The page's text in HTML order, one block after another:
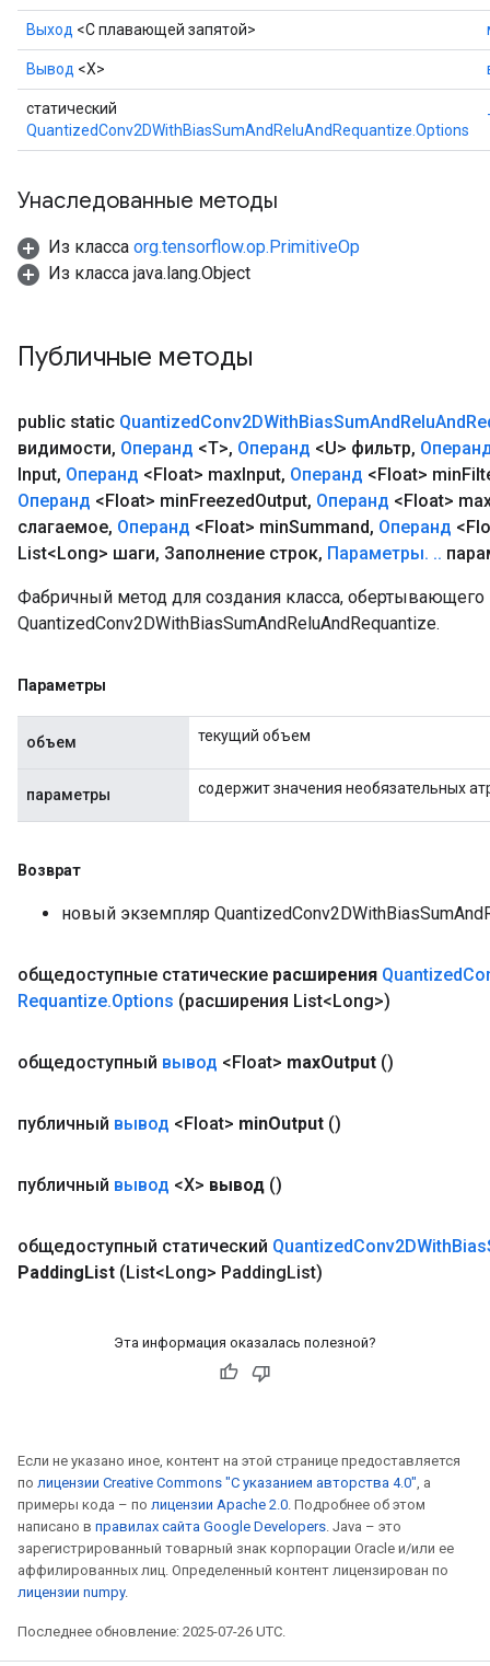
Выход <С плавающей запятой>
Вывод <X>
статический
QuantizedConv2DWithBiasSumAndReluAndRequantize.Options
Унаследованные методы
Из класса org.tensorflow.op.PrimitiveOp
Из класса java.lang.Object
Публичные методы
public static QuantizedConv2DWithBiasSumAndReluAnd
видимости, Операнд <T>, Операнд <U> фильтр,
Input, Операнд <Float> maxInput, Операнд <Float> min
Операнд <Float> minFreezedOutput, Операнд <Float>
слагаемое, Операнд <Float> minSummand, Операнд
List<Long> шаги, Заполнение строк, Параметры. ..
Фабричный метод для создания класса,
QuantizedConv2DWithBiasSumAndReluAndRequantize.
Параметры
объем текущий объем
параметры содержит значения необязательных
Возврат
новый экземпляр
общедоступные статические расширения Quantized
Requantize.Options (расширения List<Long>)
общедоступный вывод <Float> maxOutput ()
публичный вывод <Float> minOutput ()
публичный вывод <X> вывод ()
общедоступный статический QuantizedConv2DWithBias
PaddingList (List<Long> PaddingList)
Эта информация оказалась полезной?
Если не указано иное, контент на этой странице предоставляется
по лицензии Creative Commons "С указанием авторства 4.0", а
примеры кода – по лицензии Apache 2.0. Подробнее об этом
написано в правилах сайта Google Developers. Java – это
зарегистрированный товарный знак корпорации Oracle и/или ее
аффилированных лиц. Определенный контент лицензирован по
лицензии numpy.
Последнее обновление: 2025-07-26 UTC.